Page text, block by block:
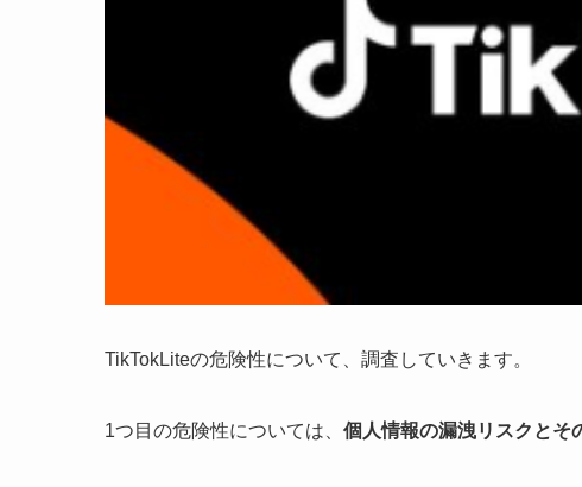
TikTokLiteの危険性について、調査していきます。
1つ目の危険性については、 個人情報の漏洩リスクとそ